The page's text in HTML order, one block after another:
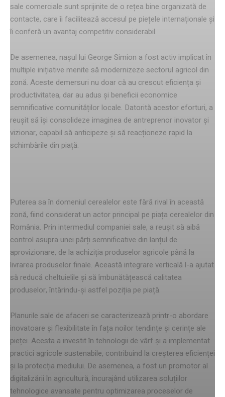
sale comerciale sunt sprijinite de o rețea bine organizată de
contacte, care îi facilitează accesul pe piețele internaționale și
îi conferă un avantaj competitiv considerabil.
De asemenea, nașul lui George Simion a fost activ implicat în
multiple inițiative menite să modernizeze sectorul agricol din
zonă. Aceste demersuri nu doar că au crescut eficiența și
productivitatea, dar au adus și beneficii economice
semnificative comunităților locale. Datorită acestor eforturi, a
reușit să își consolideze imaginea de antreprenor inovator și
vizionar, capabil să anticipeze și să reacționeze rapid la
schimbările din piață.
Puterea sa în domeniul cerealelor este fără rival în această
zonă, fiind considerat un actor principal pe piața cerealelor din
România. Prin intermediul companiei sale, a reușit să aibă
control asupra unei părți semnificative din lanțul de
aprovizionare, de la achiziția produselor agricole până la
livrarea produselor finale. Această integrare verticală l-a ajutat
să reducă cheltuielile și să îmbunătățească calitatea
produselor, întărindu-și astfel poziția pe piață.
Planurile sale de afaceri se caracterizează printr-o abordare
inovatoare și flexibilitate în fața noilor tendințe și cerințe ale
pieței. Acesta a investit în tehnologii de vârf și a implementat
practici agricole sustenabile, contribuind la creșterea eficienței
și la protecția mediului. De asemenea, a fost un promotor al
digitalizării în agricultură, încurajând utilizarea soluțiilor
tehnologice avansate pentru optimizarea proceselor de